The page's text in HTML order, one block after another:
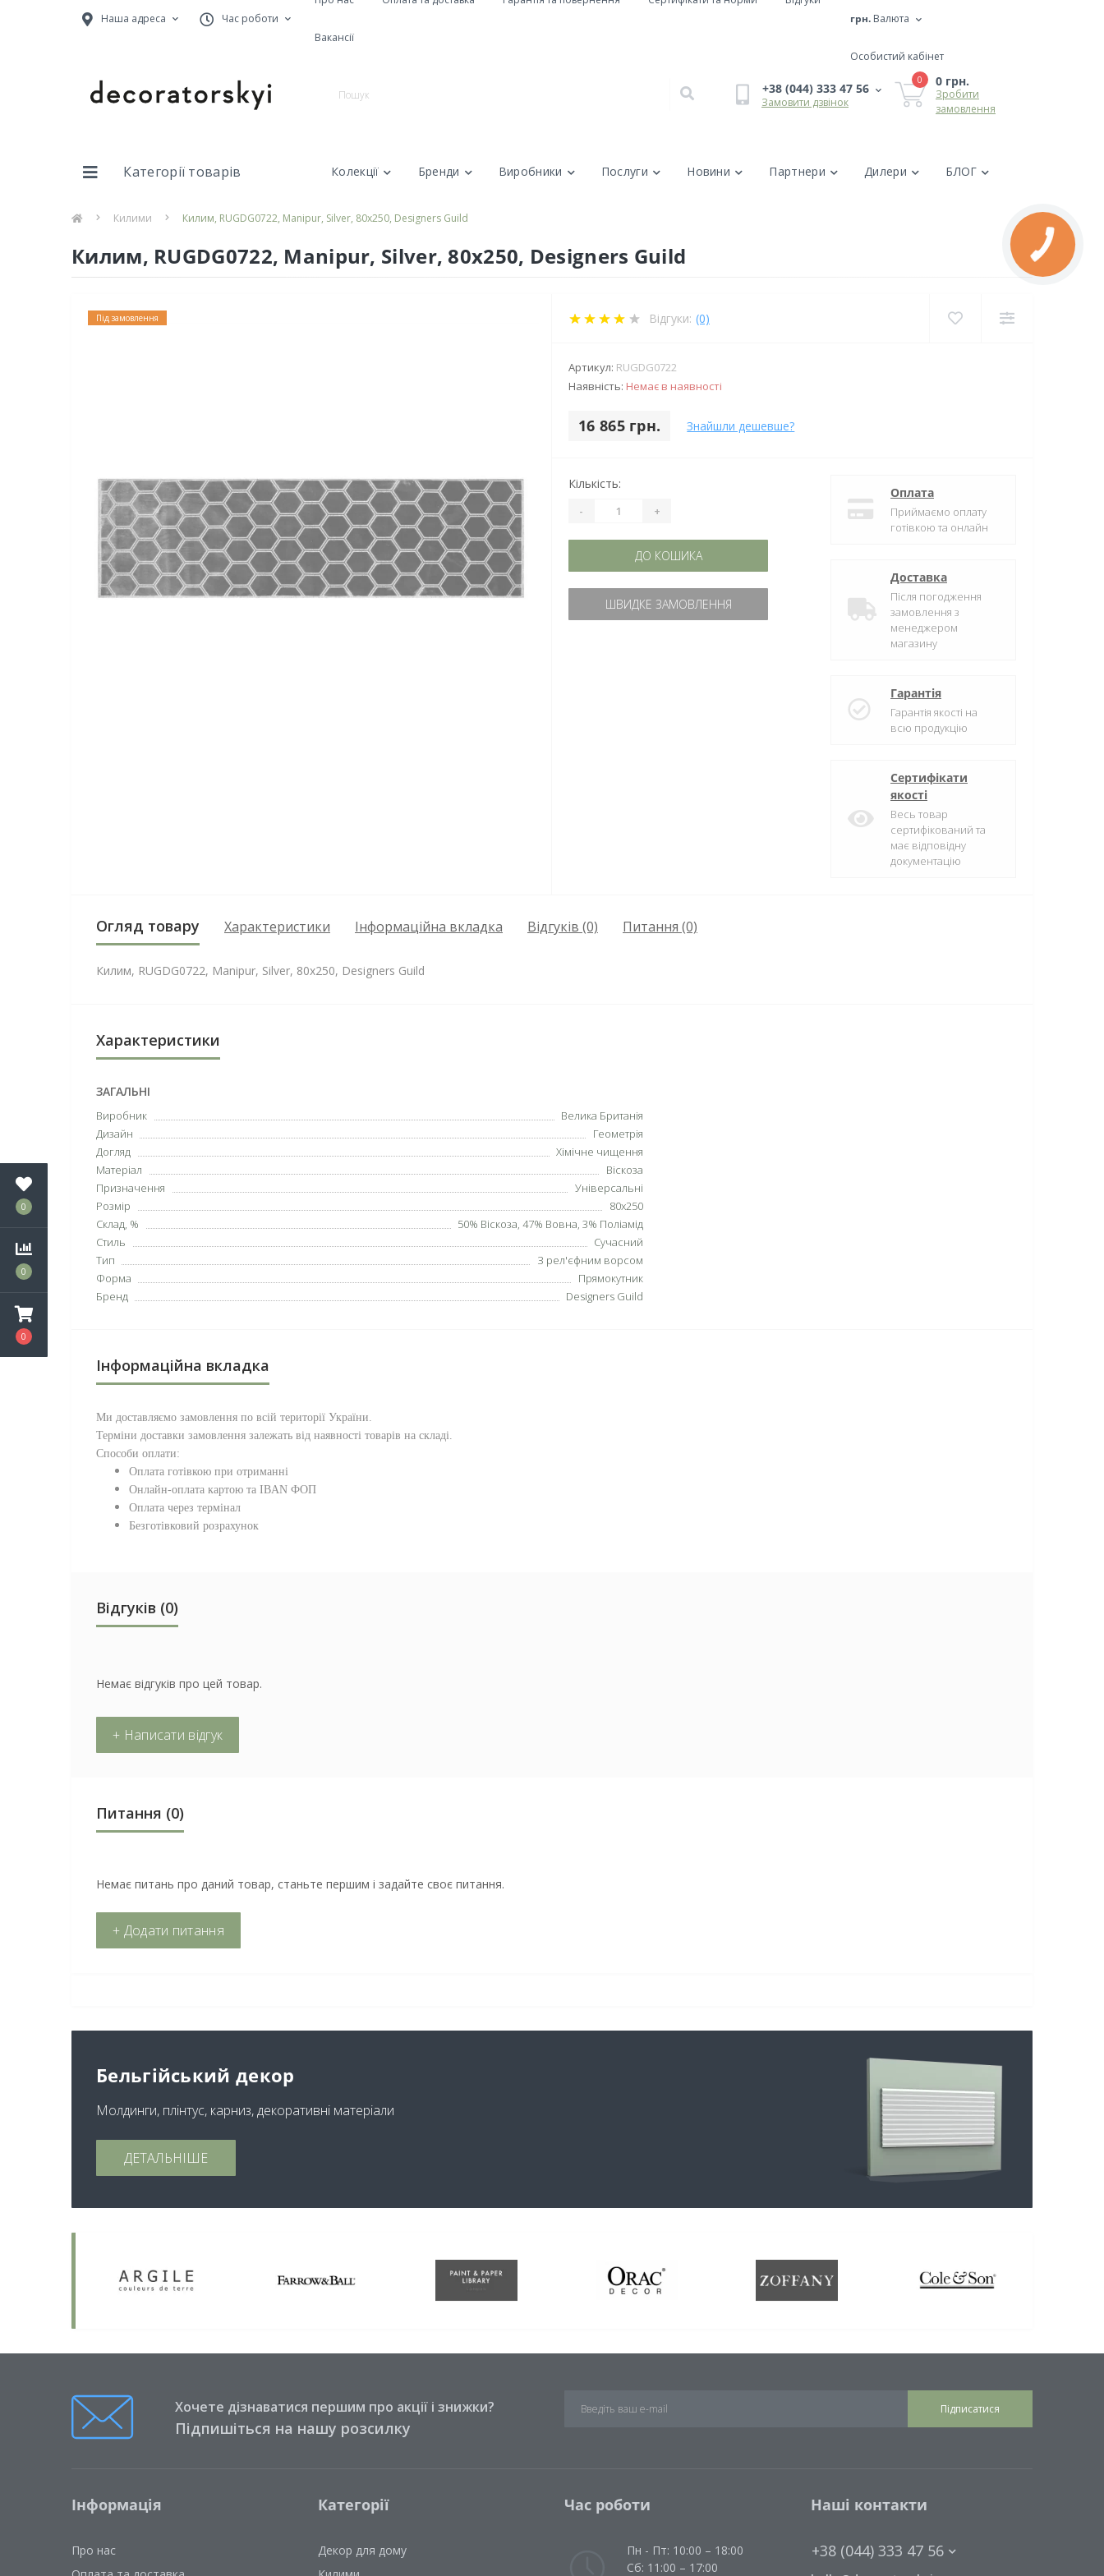
0
0
0
Наша адреса Час роботи
Вакансії
грн. Валюта
Особистий кабінет
+38 (044) 333 47 56
Замовити дзвінок
0 0 грн.
Зробити
замовлення
Категорії товарів Колекції Бренди Виробники Послуги Новини Партнери Дилери БЛОГ
Килими Килим, RUGDG0722, Manipur, Silver, 80х250, Designers Guild
Килим, RUGDG0722, Manipur, Silver, 80х250, Designers Guild
Під замовлення Відгуки: (0)
Артикул: RUGDG0722
Наявність: Немає в наявності
16 865 грн. Знайшли дешевше?
Кількість:
- +
ДО КОШИКА
ШВИДКЕ ЗАМОВЛЕННЯ
Оплата
Приймаємо оплату
готівкою та онлайн
Доставка
Після погодження
замовлення з
менеджером
магазину
Гарантія
Гарантія якості на
всю продукцію
Сертифікати
якості
Весь товар
сертифікований та
має відповідну
документацію
Огляд товару Характеристики Інформаційна вкладка Відгуків (0) Питання (0)
Килим, RUGDG0722, Manipur, Silver, 80х250, Designers Guild
Характеристики
ЗАГАЛЬНІ
Виробник
Велика Британія
Дизайн
Геометрія
Догляд
Хімічне чищення
Матеріал
Віскоза
Призначення
Універсальні
Розмір
80х250
Склад, %
50% Віскоза, 47% Вовна, 3% Поліамід
Стиль
Сучасний
Тип
З рел'єфним ворсом
Форма
Прямокутник
Бренд
Designers Guild
Інформаційна вкладка
Ми доставляємо замовлення по всій території України.
Терміни доставки замовлення залежать від наявності товарів на складі.
Способи оплати:
Оплата готівкою при отриманні
Онлайн-оплата картою та IBAN ФОП
Оплата через термінал
Безготівковий розрахунок
Відгуків (0)
Немає відгуків про цей товар.
+ Написати відгук
Питання (0)
Немає питань про даний товар, станьте першим і задайте своє питання.
+ Додати питання
Бельгійський декор
Молдинги, плінтус, карниз, декоративні матеріали
ДЕТАЛЬНІШЕ
Хочете дізнаватися першим про акції і знижки?
Підпишіться на нашу розсилку
Підписатися
Інформація
Про нас
Категорії
Декор для дому
Час роботи
Пн - Пт: 10:00 – 18:00
Сб: 11:00 – 17:00
Наші контакти
+38 (044) 333 47 56